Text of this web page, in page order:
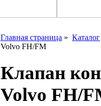
Главная страница » Каталог
Volvo FH/FM
Клапан
Volvo FH/